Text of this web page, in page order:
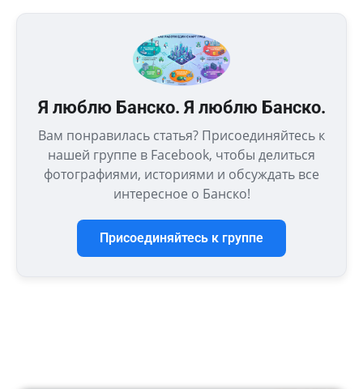
Я люблю Банско. Я люблю Банско.
Вам понравилась статья? Присоединяйтесь к
нашей группе в Facebook, чтобы делиться
фотографиями, историями и обсуждать все
интересное о Банско!
Присоединяйтесь к группе